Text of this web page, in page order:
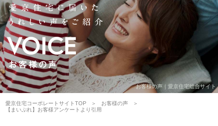
お客様の声｜愛京住宅総合サイト
愛京住宅コーポレートサイトTOP
お客様の声
【まいぷれ】お客様アンケートより引用